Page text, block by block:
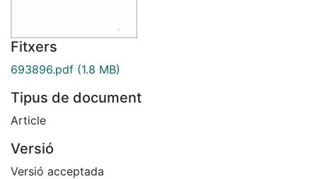
Fitxers
693896.pdf (1.8 MB)
Tipus de document
Article
Versió
Versió acceptada